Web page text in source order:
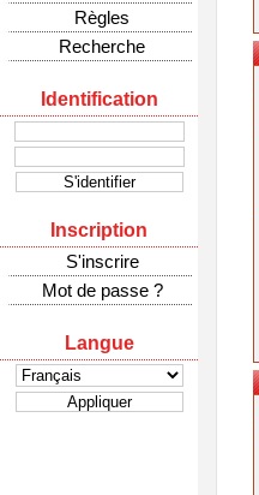
Règles
Recherche
Identification
Inscription
S'inscrire
Mot de passe ?
Langue